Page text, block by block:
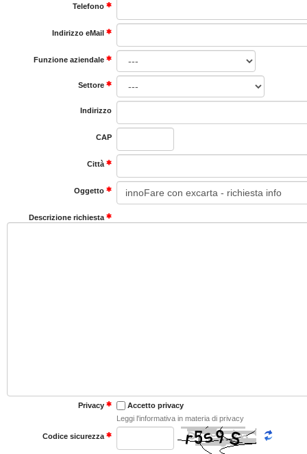
Telefono
Indirizzo eMail
Funzione aziendale
Settore
Indirizzo
CAP
Città
Oggetto
Descrizione richiesta
Privacy
Accetto privacy
Leggi l'informativa in materia di privacy
Codice sicurezza